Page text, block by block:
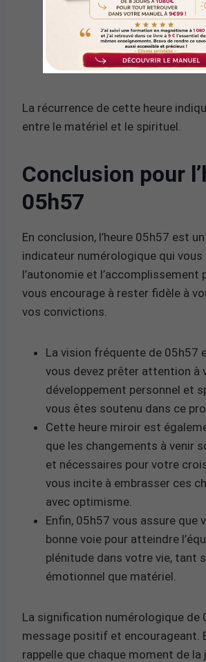
se réduit ensuite à 1+7=8. Le
à l’abondance, à la réussite
soi. Il annonce des
spirituelles.
La récurrence de cette heure
entre le matériel et le spirituel.
Conclusion pour
05h57
En conclusion, l’heure 05h57 est
indicateur numérologique qui vous
l’autonomie et l’accomplissement
vous encourage à rester fidèle à
vos convictions.
La vision fréquente de 05h57
vous devez prêter attention à
développement personnel et
vous êtes soutenu dans ce
Cette heure miroir est
que les changements à venir
et nécessaires pour votre
vous incite à embrasser ces
avec optimisme.
Enfin, 05h57 vous assure que
bonne voie pour atteindre
plénitude dans votre vie, tant
émotionnel que matériel.
La signification numérologique de
message positif et encourageant.
rappelle que chaque moment de la